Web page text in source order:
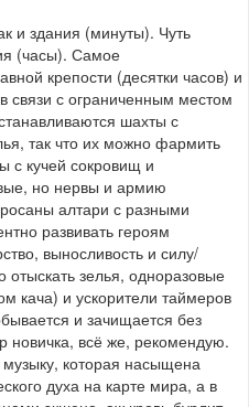
и здания (минуты). Чуть
(часы). Самое
крепости (десятки часов) и
связи с ограниченным местом
шахты с
так что их можно фармить
с кучей сокровищ и
но нервы и армию
алтари с разными
развивать героям
выносливость и силу/
зелья, одноразовые
кача) и ускорители таймеров
и зачищается без
новичка, всё же, рекомендую.
которая насыщена
духа на карте мира, а в